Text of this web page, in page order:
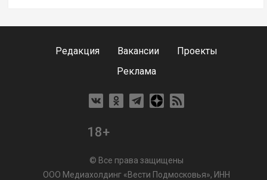
Редакция Вакансии
Проекты
Реклама
18+
© Все права защищены
ООО Медиахолдинг «Вести Подмосковья», ИНН